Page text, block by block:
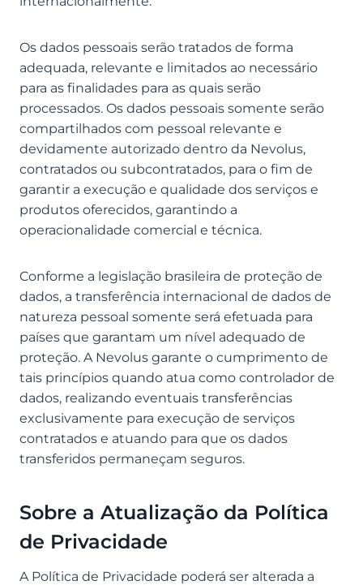
Os dados pessoais serão tratados de forma
adequada, relevante e limitados ao necessário
para as finalidades para as quais serão
processados. Os dados pessoais somente serão
compartilhados com pessoal relevante e
devidamente autorizado dentro da Nevolus,
contratados ou subcontratados, para o fim de
garantir a execução e qualidade dos serviços e
produtos oferecidos, garantindo a
operacionalidade comercial e técnica.
Conforme a legislação brasileira de proteção de
dados, a transferência internacional de dados de
natureza pessoal somente será efetuada para
países que garantam um nível adequado de
proteção. A Nevolus garante o cumprimento de
tais princípios quando atua como controlador de
dados, realizando eventuais transferências
exclusivamente para execução de serviços
contratados e atuando para que os dados
transferidos permaneçam seguros.
Sobre a Atualização da Política
de Privacidade
A Política de Privacidade poderá ser alterada a